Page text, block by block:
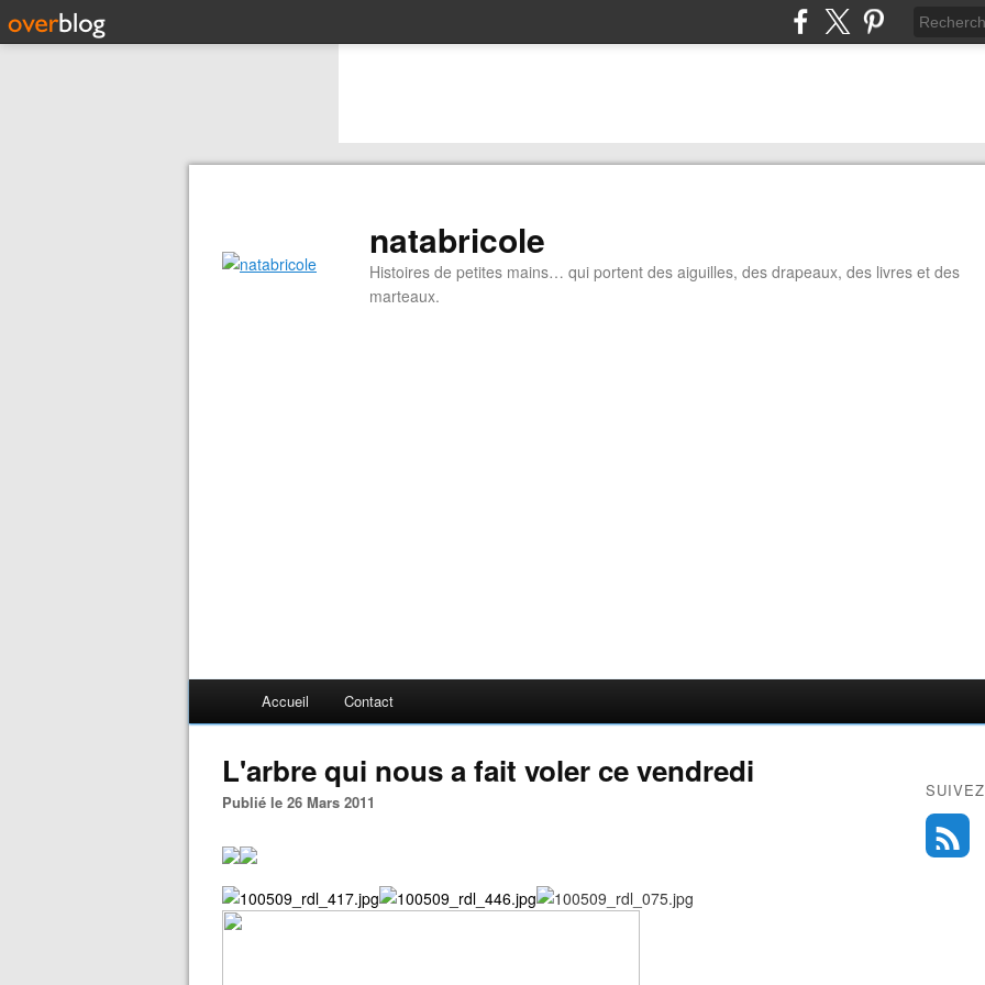
natabricole
Histoires de petites mains… qui portent des aiguilles, des drapeaux, des livres et des
marteaux.
Accueil Contact
L'arbre qui nous a fait voler ce vendredi
Publié le 26 Mars 2011